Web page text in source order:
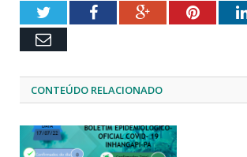
TwitterFacebookGoogle+
Email
CONTEÚDO RELACIONADO